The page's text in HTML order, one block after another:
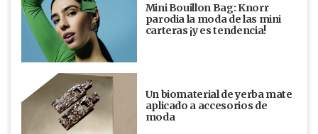
Mini Bouillon Bag: Knorr
parodia la moda de las mini
carteras ¡y es tendencia!
Un biomaterial de yerba mate
aplicado a accesorios de
moda